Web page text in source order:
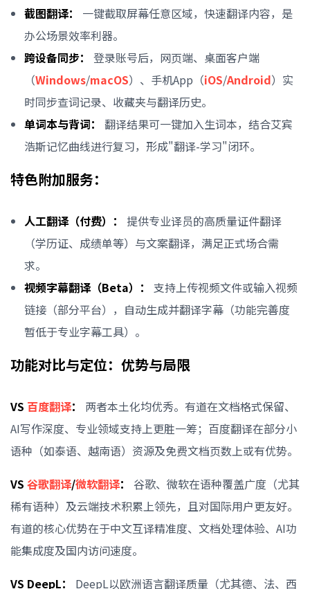
截图翻译：
一键截取屏幕任意区域，快速翻译内容，是
办公场景效率利器。
跨设备同步：
登录账号后，网页端、桌面客户端
（Windows/macOS）、手机App（iOS/Android）实
时同步查词记录、收藏夹与翻译历史。
单词本与背词：
翻译结果可一键加入生词本，结合艾宾
浩斯记忆曲线进行复习，形成"翻译-学习"闭环。
特色附加服务：
人工翻译（付费）：
提供专业译员的高质量证件翻译
（学历证、成绩单等）与文案翻译，满足正式场合需
求。
视频字幕翻译（Beta）：
支持上传视频文件或输入视频
链接（部分平台），自动生成并翻译字幕（功能完善度
暂低于专业字幕工具）。
功能对比与定位：优势与局限
VS 百度翻译：
两者本土化均优秀。有道在文档格式保留、
AI写作深度、专业领域支持上更胜一筹；百度翻译在部分小
语种（如泰语、越南语）资源及免费文档页数上或有优势。
VS 谷歌翻译/微软翻译：
谷歌、微软在语种覆盖广度（尤其
稀有语种）及云端技术积累上领先，且对国际用户更友好。
有道的核心优势在于中文互译精准度、文档处理体验、AI功
能集成度及国内访问速度。
VS DeepL：
DeepL以欧洲语言翻译质量（尤其德、法、西